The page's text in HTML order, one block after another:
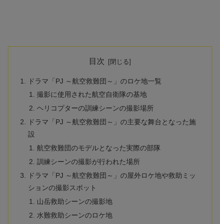
目次
ドラマ「PJ ～航空救難団～」のロケ地一覧
撮影に使用された航空自衛隊の基地
ヘリコプターの訓練シーンの撮影場所
ドラマ「PJ ～航空救難団～」の主要な舞台となった施
設
航空救難団のモデルとなった実際の部隊
訓練シーンの撮影が行われた場所
ドラマ「PJ ～航空救難団～」の屋外ロケ地や救助ミッ
ションの撮影スポット
山岳救助シーンの撮影地
水難救助シーンのロケ地